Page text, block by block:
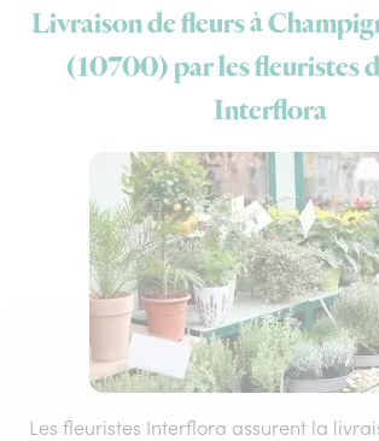
Livraison de fleurs à
(10700) par les fleuristes
Interflora
Les fleuristes Interflora assurent la